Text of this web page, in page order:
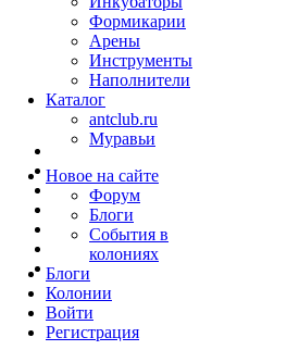
Формикарии
Арены
Инструменты
Наполнители
Каталог
antclub.ru
Муравьи
Новое на сайте
Форум
Блоги
События в
колониях
Блоги
Колонии
Войти
Peгиcтpaция